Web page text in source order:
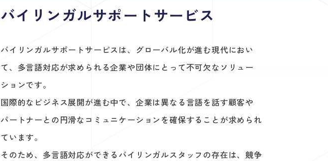
バイリンガルサポートサービス
バイリンガルサポートサービスは、グローバル化が進む現代におい
て、多言語対応が求められる企業や団体にとって不可欠なソリュー
ションです。
国際的なビジネス展開が進む中で、企業は異なる言語を話す顧客や
パートナーとの円滑なコミュニケーションを確保することが求められ
ています。
そのため、多言語対応ができるバイリンガルスタッフの存在は、競争